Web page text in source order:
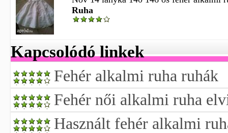
Ruha
Kapcsolódó linkek
Fehér alkalmi ruha ruhák
Fehér női alkalmi ruha
Használt fehér alkalmi